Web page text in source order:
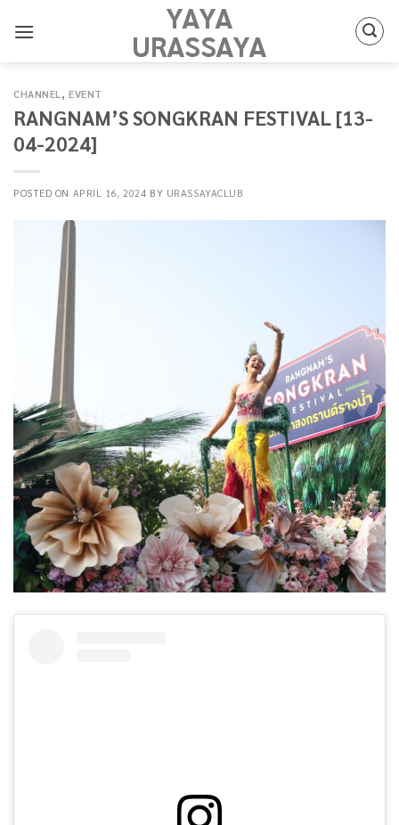
YAYA
URASSAYA
CHANNEL,EVENT
RANGNAM’S SONGKRAN FESTIVAL [13-
04-2024]
POSTED ON APRIL 16, 2024 BY URASSAYACLUB